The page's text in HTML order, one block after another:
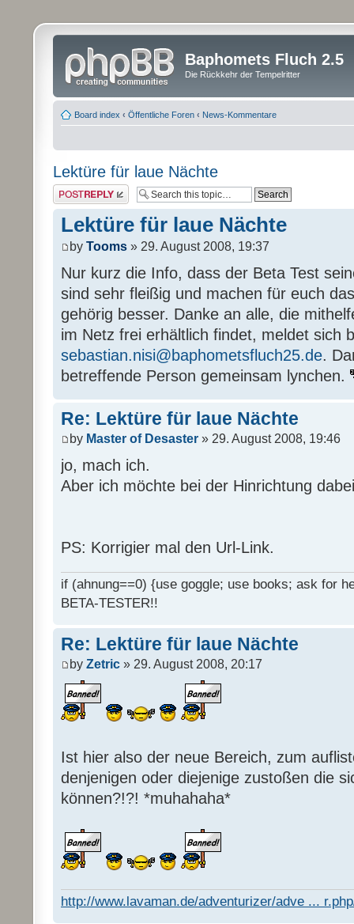
Baphomets Fluch 2.5
Die Rückkehr der Tempelritter
Board index ‹ Öffentliche Foren ‹ News-Kommentare
Lektüre für laue Nächte
Post a reply
Lektüre für laue Nächte
by Tooms » 29. August 2008, 19:37
Nur kurz die Info, dass der Beta Test
sind sehr fleißig und machen für euch
gehörig besser. Danke an alle, die
im Netz frei erhältlich findet, meldet sich
sebastian.nisi@baphometsfluch25.de.
betreffende Person gemeinsam lynchen.
Re: Lektüre für laue Nächte
by Master of Desaster » 29. August 2008, 19:46
jo, mach ich.
Aber ich möchte bei der Hinrichtung
PS: Korrigier mal den Url-Link.
if (ahnung==0) {use goggle; use books; ask for
BETA-TESTER!!
Re: Lektüre für laue Nächte
by Zetric » 29. August 2008, 20:17
Ist hier also der neue Bereich, zum
denjenigen oder diejenige zustoßen die
können?!?! *muhahaha*
http://www.lavaman.de/adventurizer/adve ...